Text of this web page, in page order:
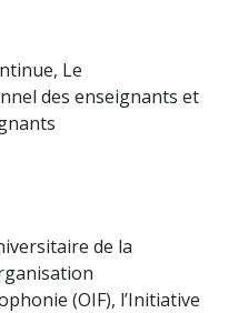
Le
des enseignants et
de la
(OIF), l’Initiative